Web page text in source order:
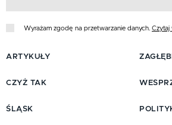
Wyrażam zgodę na przetwarzanie danych. Czytaj
ARTYKUŁY
CZYŻ TAK
ŚLĄSK